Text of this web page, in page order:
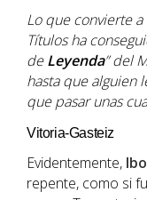
Lo que convierte a
Títulos ha
deLeyenda” del
hasta que alguien
que pasar unas
Vitoria-Gasteiz
Evidentemente,
repente, como si